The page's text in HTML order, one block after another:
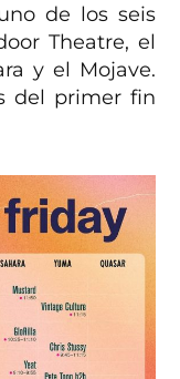
de los seis
Theatre, el
y el Mojave.
del primer fin